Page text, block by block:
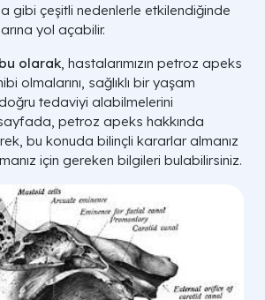
gibi çeşitli nedenlerle etkilendiğinde
yol açabilir.
olarak, hastalarımızın petroz apeks
olmalarını, sağlıklı bir yaşam
tedaviyi alabilmelerini
petroz apeks hakkında
bu konuda bilinçli kararlar almanız
için gereken bilgileri bulabilirsiniz.